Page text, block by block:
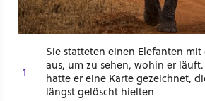
1
Sie statteten einen Elefanten
aus, um zu sehen, wohin er
hatte er eine Karte gezeichnet,
längst gelöscht hielten